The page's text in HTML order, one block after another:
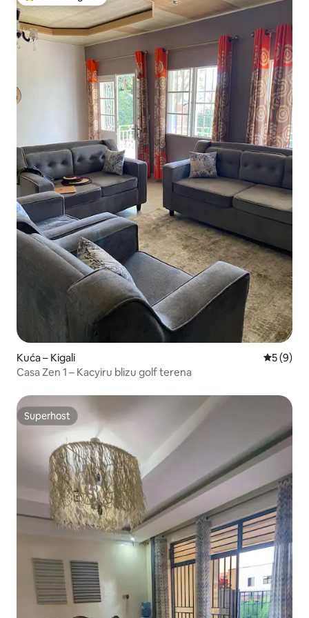
Kuća – Kigali
5 (9)
Casa Zen 1 – Kacyiru blizu golf terena
Superhost
Superhost